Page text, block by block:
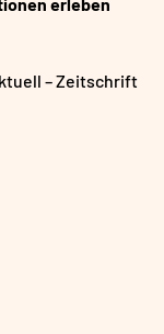
– Zeitschrift